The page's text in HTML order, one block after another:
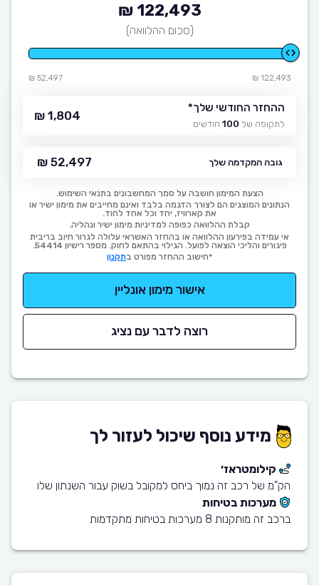
122,493 ₪
(סכום ההלוואה)
122,493 ₪
52,497 ₪
ההחזר החודשי שלך*
לתקופה של 100 חודשים
1,804 ₪
גובה המקדמה שלך 52,497 ₪
הצעת המימון חושבה על סמך המחשבונים בתנאי השימוש.
הנתונים המוצגים הם לצורך הדגמה בלבד ואינם מחייבים את מימון ישיר או
את קארוויז, יחד וכל אחד לחוד.
קבלת ההלוואה כפופה למדיניות מימון ישיר ונהליה.
אי עמידה בפירעון ההלוואה או בהחזר האשראי עלולה לגרור חיוב בריבית
פיגורים והליכי הוצאה לפועל. הגילוי בהתאם לחוק. מספר רישיון 54414.
*חישוב ההחזר מפורט בתקנון
אישור מימון אונליין
רוצה לדבר עם נציג
מידע נוסף שיכול לעזור לך
קילומטראז׳
הק"מ של רכב זה נמוך ביחס למקובל בשוק עבור השנתון שלו
מערכות בטיחות
ברכב זה מותקנות 8 מערכות בטיחות מתקדמות